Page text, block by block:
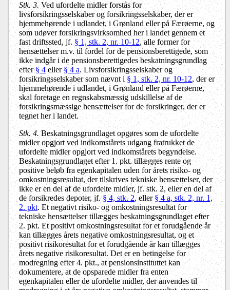
Stk. 3.Ved ufordelte midler forstås for
livsforsikringsselskaber og forsikringsselskaber, der er
hjemmehørende i udlandet, i Grønland eller på Færøerne, og
som udøver forsikringsvirksomhed her i landet gennem et
fast driftssted, jf.§ 1, stk. 2, nr. 10-12, alle former for
hensættelser m.v. til fordel for de pensionsberettigede, som
ikke indgår i de pensionsberettigedes beskatningsgrundlag
efter§ 4eller§ 4 a. Livsforsikringsselskaber og
forsikringsselskaber som nævnt i§ 1, stk. 2, nr. 10-12, der er
hjemmehørende i udlandet, i Grønland eller på Færøerne,
skal foretage en regnskabsmæssig udskillelse af de
forsikringsmæssige hensættelser for de forsikringer, der er
tegnet her i landet.
Stk. 4.Beskatningsgrundlaget opgøres som de ufordelte
midler opgjort ved indkomstårets udgang fratrukket de
ufordelte midler opgjort ved indkomstårets begyndelse.
Beskatningsgrundlaget efter 1. pkt. tillægges rente og
positive beløb fra egenkapitalen uden for årets risiko- og
omkostningsresultat, der tilskrives tekniske hensættelser, der
ikke er en del af de ufordelte midler, jf. stk. 2, eller en del af
de forsikredes depoter, jf.§ 4, stk. 2, eller § 4 a, stk. 2, nr. 1,
2. pkt. Et negativt risiko- og omkostningsresultat for
tekniske hensættelser tillægges beskatningsgrundlaget efter
2. pkt. Et positivt omkostningsresultat for et forudgående år
kan tillægges årets negative omkostningsresultat, og et
positivt risikoresultat for et forudgående år kan tillægges
årets negative risikoresultat. Det er en betingelse for
modregning efter 4. pkt., at pensionsinstituttet kan
dokumentere, at de opsparede midler fra enten
egenkapitalen eller de ufordelte midler, der anvendes til